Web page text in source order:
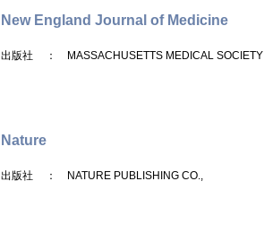
New England Journal of Medicine
出版社 ： MASSACHUSETTS MEDICAL SOCIETY
Nature
出版社 ： NATURE PUBLISHING CO.,